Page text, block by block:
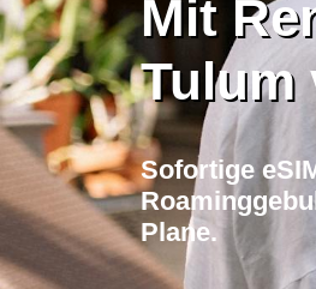
Mit
Tulum
Sofortige
Plane.